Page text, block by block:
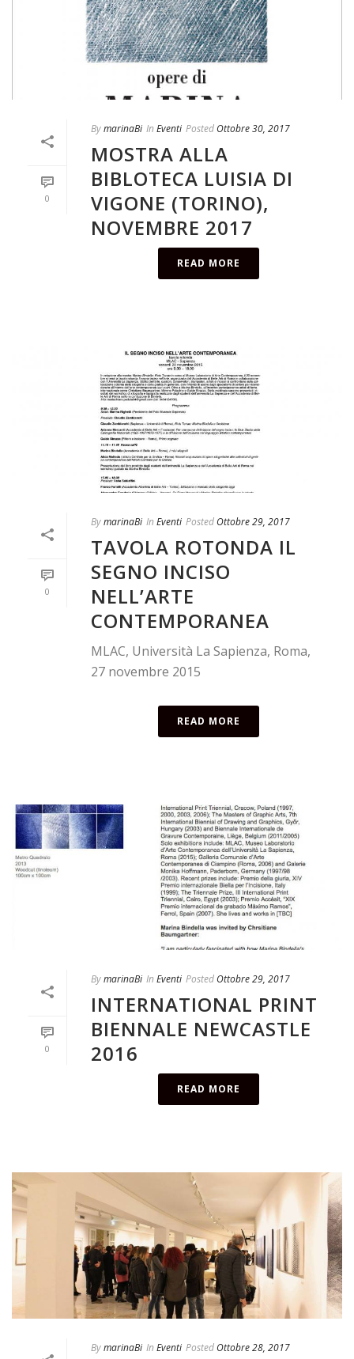
0
BymarinaBi In Eventi Posted Ottobre 30, 2017
MOSTRA ALLA
BIBLOTECA LUISIA DI
VIGONE (TORINO),
NOVEMBRE 2017
READ MORE
0
BymarinaBi In Eventi Posted Ottobre 29, 2017
TAVOLA ROTONDA IL
SEGNO INCISO
NELL’ARTE
CONTEMPORANEA
MLAC, Università La Sapienza, Roma,
27 novembre 2015
READ MORE
0
BymarinaBi In Eventi Posted Ottobre 29, 2017
INTERNATIONAL PRINT
BIENNALE NEWCASTLE
2016
READ MORE
BymarinaBi In Eventi Posted Ottobre 28, 2017